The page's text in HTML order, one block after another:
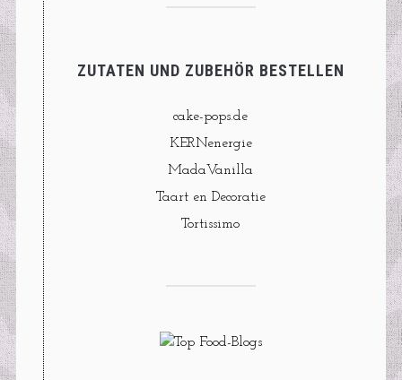
ZUTATEN UND ZUBEHÖR BESTELLEN
cake-pops.de
KERNenergie
MadaVanilla
Taart en Decoratie
Tortissimo